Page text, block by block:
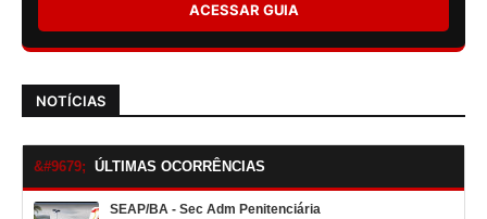
ACESSAR GUIA
NOTÍCIAS
ÚLTIMAS OCORRÊNCIAS
SEAP/BA - Sec Adm Penitenciária